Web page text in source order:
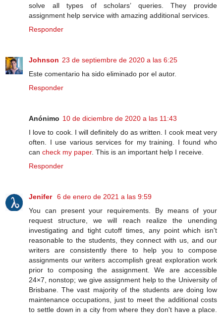
solve all types of scholars’ queries. They provide
assignment help service with amazing additional services.
Responder
Johnson 23 de septiembre de 2020 a las 6:25
Este comentario ha sido eliminado por el autor.
Responder
Anónimo 10 de diciembre de 2020 a las 11:43
I love to cook. I will definitely do as written. I cook meat very
often. I use various services for my training. I found who
can check my paper. This is an important help I receive.
Responder
Jenifer 6 de enero de 2021 a las 9:59
You can present your requirements. By means of your
request structure, we will reach realize the unending
investigating and tight cutoff times, any point which isn't
reasonable to the students, they connect with us, and our
writers are consistently there to help you to compose
assignments our writers accomplish great exploration work
prior to composing the assignment. We are accessible
24×7, nonstop; we give assignment help to the University of
Brisbane. The vast majority of the students are doing low
maintenance occupations, just to meet the additional costs
to settle down in a city from where they don't have a place.